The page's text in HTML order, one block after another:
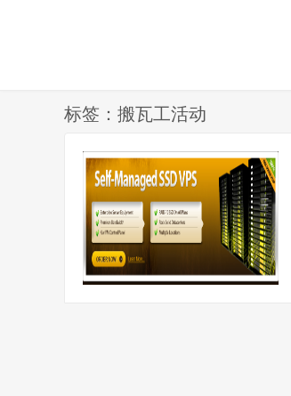
标签：搬瓦工活动